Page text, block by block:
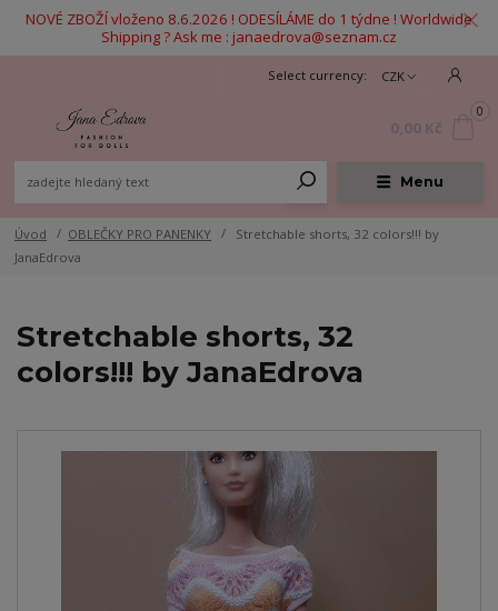
NOVÉ ZBOŽÍ vloženo 8.6.2026 ! ODESÍLÁME do 1 týdne ! Worldwide
Shipping ? Ask me : janaedrova@seznam.cz
Menu
CZK
0
Úvod OBLEČKY PRO PANENKY
Stretchable shorts, 32 colors!!! by
JanaEdrova
Stretchable shorts, 32
colors!!! by JanaEdrova